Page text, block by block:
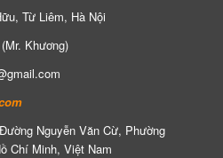
Từ Liêm, Hà Nội
Khương)
Nguyễn Văn Cừ, Phường
Chí Minh, Việt Nam